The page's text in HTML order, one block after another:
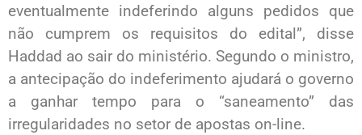
eventualmente indeferindo alguns pedidos que
não cumprem os requisitos do edital”, disse
Haddad ao sair do ministério. Segundo o ministro,
a antecipação do indeferimento ajudará o governo
a ganhar tempo para o “saneamento” das
irregularidades no setor de apostas on-line.